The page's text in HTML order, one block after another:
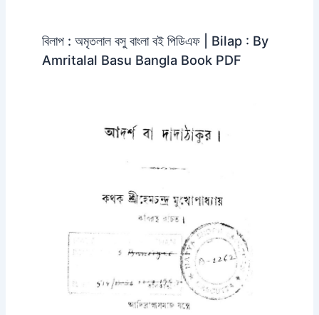
বিলাপ : অমৃতলাল বসু বাংলা বই পিডিএফ | Bilap : By
Amritalal Basu Bangla Book PDF